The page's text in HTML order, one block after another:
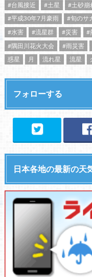
#台風接近
#土星 #土砂崩
#平成30年7月豪雨
#旬のサ
#水害
#流星群 #災害 #
#隅田川花火大会
#雨災害
惑星
月 流れ星 流星
フォローする
日本各地の最新の天